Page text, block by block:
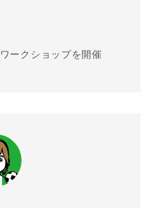
ークショップを開催